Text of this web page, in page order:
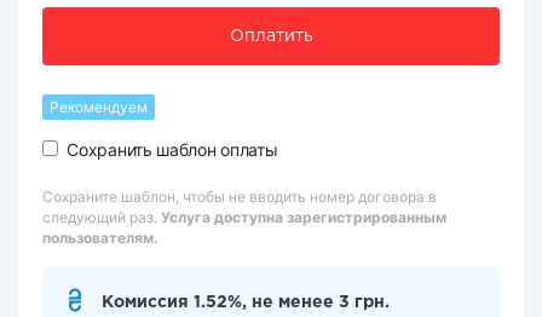
Оплатить
Рекомендуем
Сохранить шаблон оплаты
Сохраните шаблон, чтобы не вводить номер договора в
следующий раз. Услуга доступна зарегистрированным
пользователям.
Комиссия 1.52%, не менее 3 грн.